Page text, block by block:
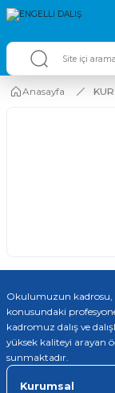
Anasayfa
Okulumuzun kadrosu,
konusundaki
kadromuz dalış ve
yüksek kaliteyi arayan
sunmaktadır.
Kurumsal